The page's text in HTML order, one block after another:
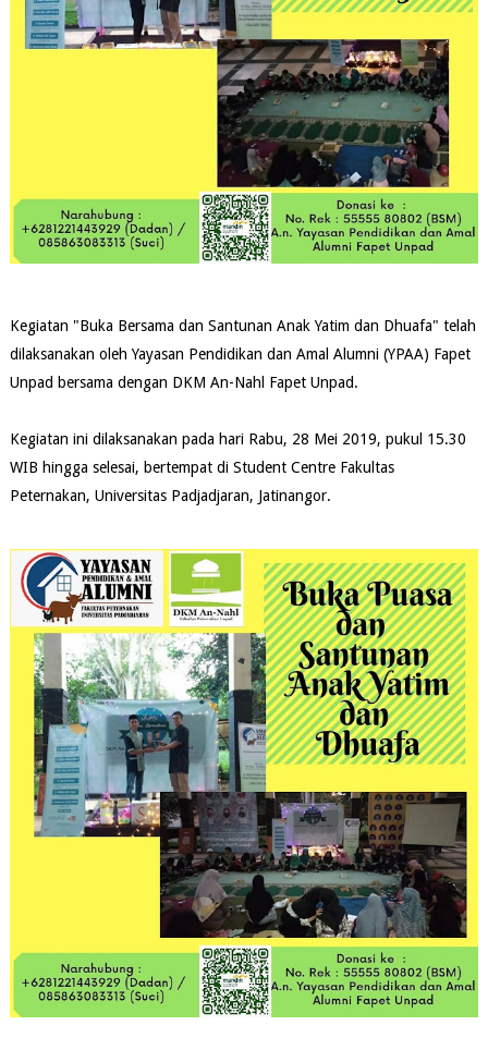
Kegiatan "Buka Bersama dan Santunan Anak Yatim dan Dhuafa" telah
dilaksanakan oleh Yayasan Pendidikan dan Amal Alumni (YPAA) Fapet
Unpad bersama dengan DKM An-Nahl Fapet Unpad.
Kegiatan ini dilaksanakan pada hari Rabu, 28 Mei 2019, pukul 15.30
WIB hingga selesai, bertempat di Student Centre Fakultas
Peternakan, Universitas Padjadjaran, Jatinangor.